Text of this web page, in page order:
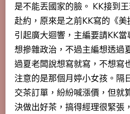
是不能丟國家的臉。 KK接到
赴約，原來是之前KK寫的《美
引起廣大迴響，主編要請KK
想摻雜政治，不過主編想透過
過夏老闆說想寫就寫，不想寫
注意的是那個月婷小女孩。 隔
交茶訂單，紛紛喊漲價，但就
決做出好茶，搞得經理很緊張